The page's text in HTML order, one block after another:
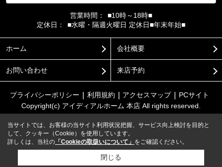
営業時間：
■10時～18時■
定休日：
■水曜・隔週火曜日 定休日■年末年始■
ホーム 会社概要
お問い合わせ 来店予約
プライバシーポリシー 利用規約 アクセスマップ
PCサイト
Copyright(c) アイディアルホーム 本店 All rights reserved.
当サイトでは、お客様の当サイト利用状況把握、サービス向上検討を目的と
して、クッキー（Cookie）を使用しています。
詳しくは、当社の 「Cookieの取扱いについて」 をご確認ください。
閉じる